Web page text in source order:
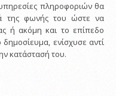
πληροφοριών θα
της φωνής του ώστε να
ή ακόμη και το επίπεδο
ενίσχυσε αντί
κατάστασή του.